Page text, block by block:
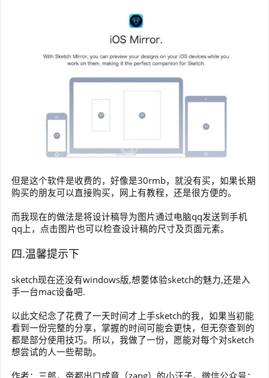
但是这个软件是收费的，好像是30rmb，就没有买，如果长期
购买的朋友可以直接购买，网上有教程，还是很方便的。
而我现在的做法是将设计稿导为图片通过电脑qq发送到手机
qq上，点击图片也可以检查设计稿的尺寸及页面元素。
四.温馨提示下
sketch现在还没有windows版,想要体验sketch的魅力,还是入
手一台mac设备吧.
以此文纪念了花费了一天时间才上手sketch的我，如果当初能
看到一份完整的分享，掌握的时间可能会更快，但无奈查到的
都是部分使用技巧。所以，我做了一份，愿能对每个对sketch
想尝试的人一些帮助。
作者：三郎，帝都出口成章（zang）的小汪子。微信公众号：